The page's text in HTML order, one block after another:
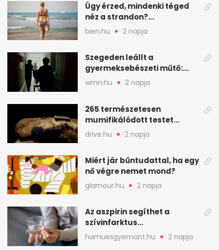
Úgy érzed, mindenki téged
néz a strandon?
Pszichológusok szerint más
áll a háttérben
bien.hu 2 napja
Szegeden leállt a
gyermeksebészeti műtő:
elfogytak a tartalékok
wmn.hu 2 napja
265 természetesen
mumifikálódott testet
találtak egy váci templom
drive.hu 2 napja
Miért jár bűntudattal, ha egy
nő végre nemet mond?
glamour.hu 2 napja
Az aszpirin segíthet a
szívinfarktus
megelőzésében, de nem
mindenkinek
hamuesgyemant.hu 2 napja